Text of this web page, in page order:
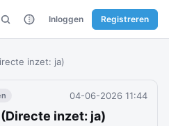
Inloggen Registreren
inzet: ja)
04-06-2026 11:44
inzet: ja)